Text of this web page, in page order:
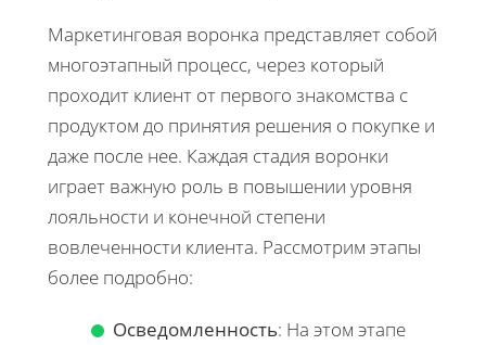
Маркетинговая воронка представляет собой
многоэтапный процесс, через который
проходит клиент от первого знакомства с
продуктом до принятия решения о покупке и
даже после нее. Каждая стадия воронки
играет важную роль в повышении уровня
лояльности и конечной степени
вовлеченности клиента. Рассмотрим этапы
более подробно:
Осведомленность: На этом этапе